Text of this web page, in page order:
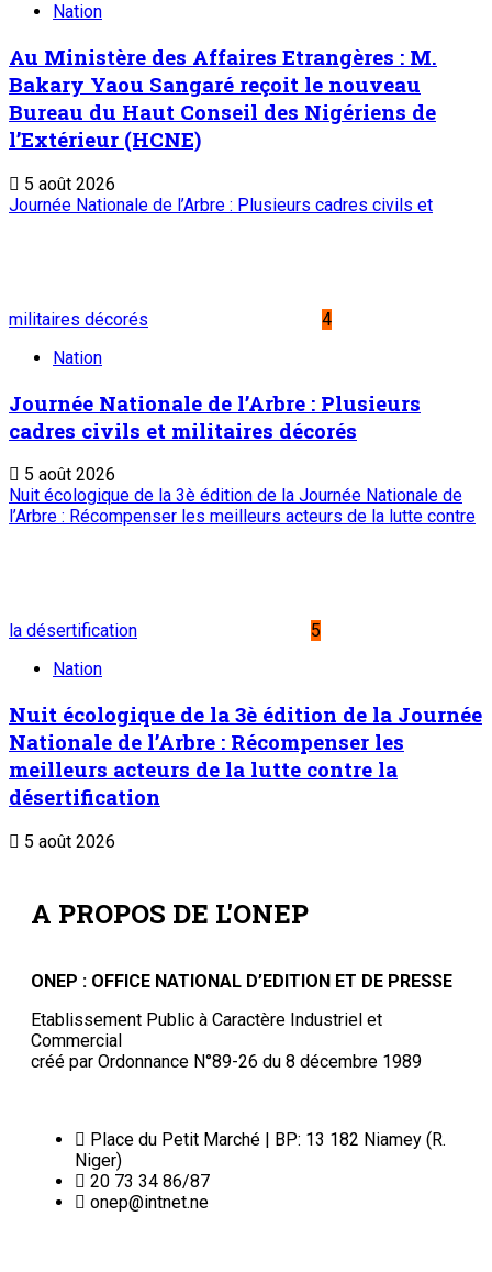
Nation
Au Ministère des Affaires Etrangères : M.
Bakary Yaou Sangaré reçoit le nouveau
Bureau du Haut Conseil des Nigériens de
l’Extérieur (HCNE)
5 août 2026
Journée Nationale de l’Arbre : Plusieurs cadres civils et
militaires décorés
4
Nation
Journée Nationale de l’Arbre : Plusieurs
cadres civils et militaires décorés
5 août 2026
Nuit écologique de la 3è édition de la Journée Nationale de
l’Arbre : Récompenser les meilleurs acteurs de la lutte contre
la désertification
5
Nation
Nuit écologique de la 3è édition de la Journée
Nationale de l’Arbre : Récompenser les
meilleurs acteurs de la lutte contre la
désertification
5 août 2026
A PROPOS DE L'ONEP
ONEP : OFFICE NATIONAL D’EDITION ET DE PRESSE
Etablissement Public à Caractère Industriel et
Commercial
créé par Ordonnance N°89-26 du 8 décembre 1989
Place du Petit Marché | BP: 13 182 Niamey (R.
Niger)
20 73 34 86/87
onep@intnet.ne